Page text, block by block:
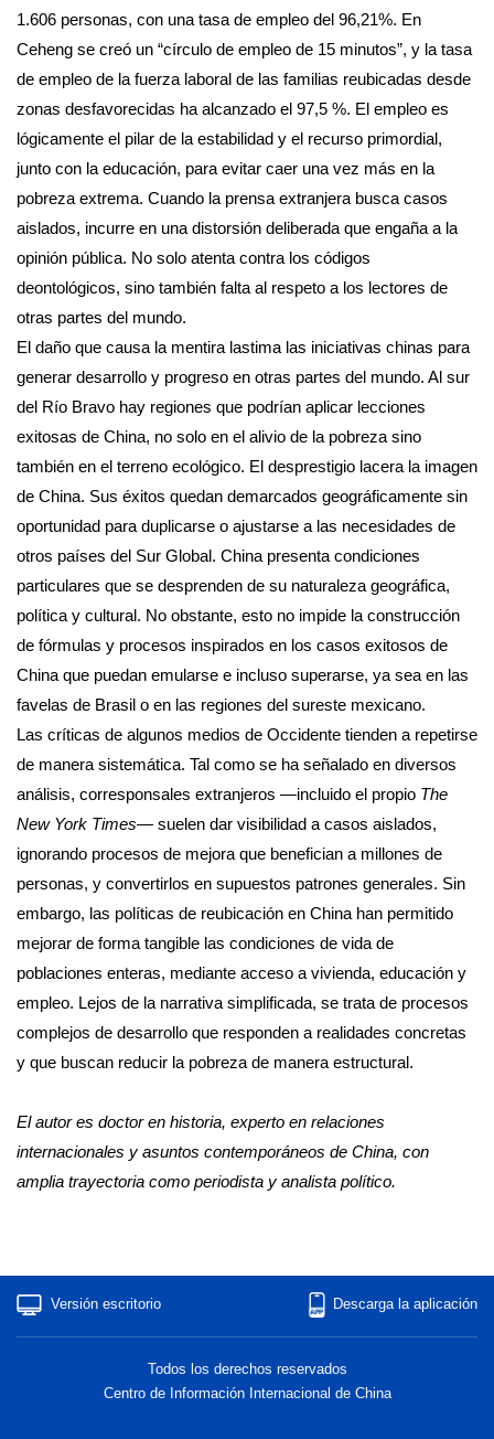
1.606 personas, con una tasa de empleo del 96,21%. En
Ceheng se creó un “círculo de empleo de 15 minutos”, y la tasa
de empleo de la fuerza laboral de las familias reubicadas desde
zonas desfavorecidas ha alcanzado el 97,5 %. El empleo es
lógicamente el pilar de la estabilidad y el recurso primordial,
junto con la educación, para evitar caer una vez más en la
pobreza extrema. Cuando la prensa extranjera busca casos
aislados, incurre en una distorsión deliberada que engaña a la
opinión pública. No solo atenta contra los códigos
deontológicos, sino también falta al respeto a los lectores de
otras partes del mundo.
El daño que causa la mentira lastima las iniciativas chinas para
generar desarrollo y progreso en otras partes del mundo. Al sur
del Río Bravo hay regiones que podrían aplicar lecciones
exitosas de China, no solo en el alivio de la pobreza sino
también en el terreno ecológico. El desprestigio lacera la imagen
de China. Sus éxitos quedan demarcados geográficamente sin
oportunidad para duplicarse o ajustarse a las necesidades de
otros países del Sur Global. China presenta condiciones
particulares que se desprenden de su naturaleza geográfica,
política y cultural. No obstante, esto no impide la construcción
de fórmulas y procesos inspirados en los casos exitosos de
China que puedan emularse e incluso superarse, ya sea en las
favelas de Brasil o en las regiones del sureste mexicano.
Las críticas de algunos medios de Occidente tienden a repetirse
de manera sistemática. Tal como se ha señalado en diversos
análisis, corresponsales extranjeros —incluido el propio The
New York Times— suelen dar visibilidad a casos aislados,
ignorando procesos de mejora que benefician a millones de
personas, y convertirlos en supuestos patrones generales. Sin
embargo, las políticas de reubicación en China han permitido
mejorar de forma tangible las condiciones de vida de
poblaciones enteras, mediante acceso a vivienda, educación y
empleo. Lejos de la narrativa simplificada, se trata de procesos
complejos de desarrollo que responden a realidades concretas
y que buscan reducir la pobreza de manera estructural.
El autor es doctor en historia, experto en relaciones
internacionales y asuntos contemporáneos de China, con
amplia trayectoria como periodista y analista político.
Versión escritorio Descarga la aplicación
Todos los derechos reservados
Centro de Información Internacional de China